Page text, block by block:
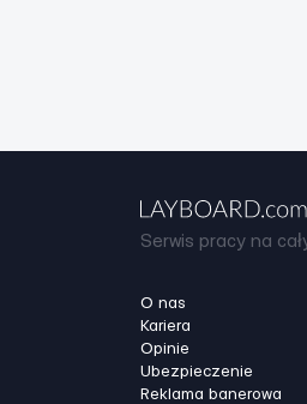
Serwis pracy na
O nas
Kariera
Opinie
Ubezpieczenie
Reklama banerowa